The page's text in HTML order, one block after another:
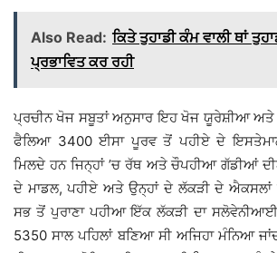
Also Read: ਕਿਤੇ ਤੁਹਾਡੀ ਕੰਮ ਵਾਲੀ ਥਾਂ
ਪ੍ਰਭਾਵਿਤ ਕਰ ਰਹੀ
ਪ੍ਰਚੀਨ ਖੋਜ ਸਬੂਤਾਂ ਅਨੁਸਾਰ ਇਹ ਖੋਜ ਯੂਰੇਸ਼ੀਆ ਅਤੇ
ਫੈਲਿਆ 3400 ਈਸਾ ਪੂਰਵ ਤੋਂ ਪਹੀਏ ਦੇ
ਮਿਲਦੇ ਹਨ ਜਿਨ੍ਹਾਂ ’ਚ ਰੱਥ ਅਤੇ ਚੌਪਹੀਆ ਗੱਡੀਆਂ
ਦੇ ਮਾਡਲ, ਪਹੀਏ ਅਤੇ ਉਨ੍ਹਾਂ ਦੇ ਲੱਕੜੀ ਦੇ ਐਕਸਲਾਂ
ਸਭ ਤੋਂ ਪੁਰਾਣਾ ਪਹੀਆ ਇੱਕ ਲੱਕੜੀ ਦਾ
5350 ਸਾਲ ਪਹਿਲਾਂ ਬਣਿਆ ਸੀ ਅਜਿਹਾ ਮੰਨਿਆ